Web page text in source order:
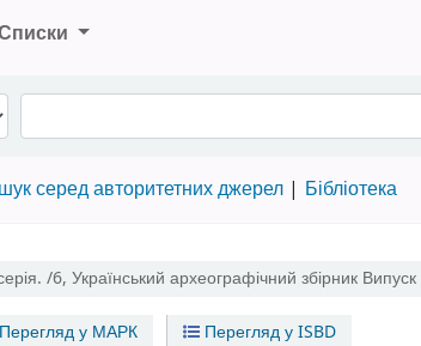
серед авторитетних джерел Бібліотека
/6, Український археографічний збірник Випуск
Перегляд у МАРК Перегляд у ISBD